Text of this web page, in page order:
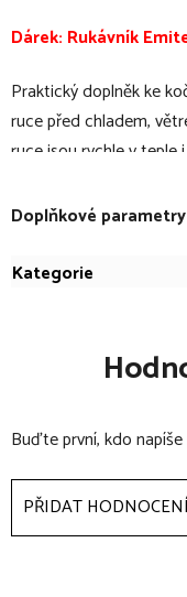
Dárek: Rukávník
Praktický doplněk ke
ruce před chladem,
ruce jsou rychle v teple
materiálů, které mají
je díky nadýchanému a
kvalitních zapínacích
obsahuje
Doplňkové parametry
Kategorie
Buďte první, kdo
PŘIDAT HODNOCENÍ